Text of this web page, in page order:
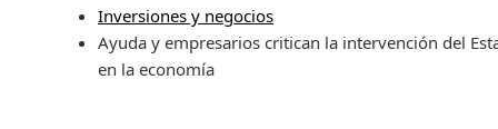
Inversiones y negocios
Ayuda y empresarios critican la intervención del
en la economía